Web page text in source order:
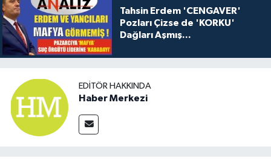
Tahsin Erdem 'CENGAVER'
Pozları Çizse de 'KORKU'
Dağları Aşmış...
EDITÖR HAKKINDA
Haber Merkezi